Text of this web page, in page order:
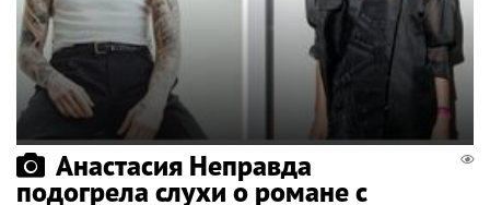
Анастасия Неправда
подогрела слухи о романе с